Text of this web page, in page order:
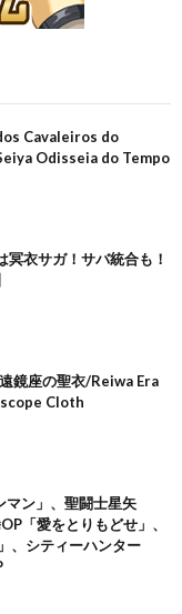
Cavaleiros do
Odisseia do Tempo
冥衣サガ！サバ統合も！
鏡座の聖衣/Reiwa Era
Cloth
マン」、聖闘士星矢
「愛をとりもどせ」、
、シティーハンター